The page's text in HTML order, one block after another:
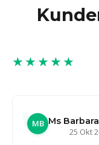
★★★★★
MB Ms
25 Okt